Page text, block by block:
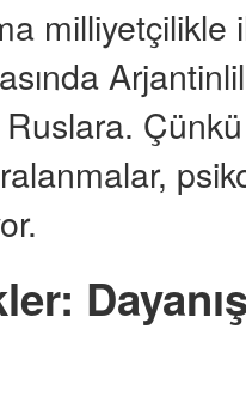
milliyetçilikle